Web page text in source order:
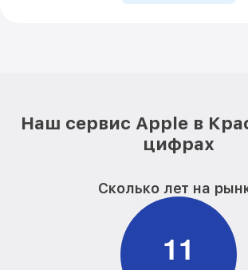
Наш сервис Apple в
цифрах
Сколько лет на
11